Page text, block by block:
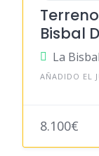
Bisbal
La
AÑADIDO EL
8.100€